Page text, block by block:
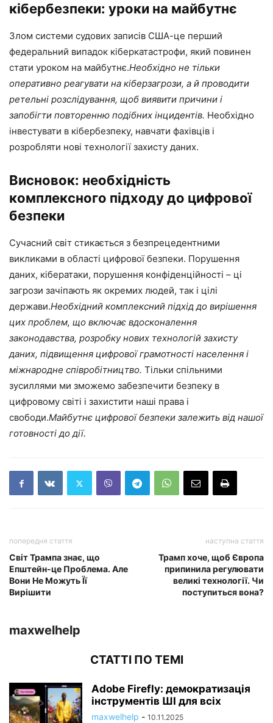
кібербезпеки: уроки на майбутнє
Злом системи судових записів США-це перший
федеральний випадок кіберкатастрофи, який повинен
стати уроком на майбутнє.Необхідно не тільки
оперативно реагувати на кіберзагрози, а й проводити
ретельні розслідування, щоб виявити причини і
запобігти повторенню подібних інцидентів. Необхідно
інвестувати в кібербезпеку, навчати фахівців і
розробляти нові технології захисту даних.
Висновок: необхідність
комплексного підходу до цифрової
безпеки
Сучасний світ стикається з безпрецедентними
викликами в області цифрової безпеки. Порушення
даних, кібератаки, порушення конфіденційності – ці
загрози зачіпають як окремих людей, так і цілі
держави.Необхідний комплексний підхід до вирішення
цих проблем, що включає вдосконалення
законодавства, розробку нових технологій захисту
даних, підвищення цифрової грамотності населення і
міжнародне співробітництво. Тільки спільними
зусиллями ми зможемо забезпечити безпеку в
цифровому світі і захистити наші права і
свободи.Майбутнє цифрової безпеки залежить від нашої
готовності до дії.
попередня стаття
Світ Трампа знає, що
Епштейн-це Проблема. Але
Вони Не Можуть Її
Вирішити
наступна стаття
Трамп хоче, щоб Європа
припинила регулювати
великі технології. Чи
поступиться вона?
maxwelhelp
СТАТТІ ПО ТЕМІ
Adobe Firefly: демократизація
інструментів ШІ для всіх
maxwelhelp - 10.11.2025